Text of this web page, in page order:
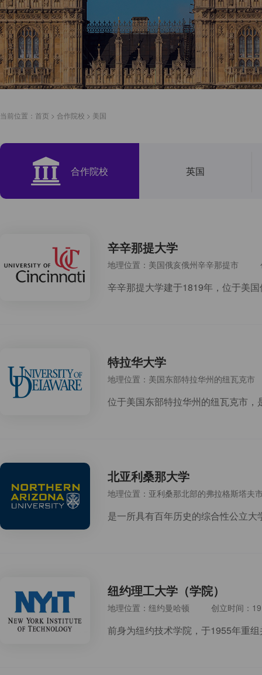
当前位置： 首页 > 合作院校 > 美国
合作院校 英国
辛辛那提大学
地理位置：美国俄亥俄州辛辛那提市
特拉华大学
地理位置：美国东部特拉华州的纽瓦克市
北亚利桑那大学
地理位置：亚利桑那北部的弗拉格斯塔夫
纽约理工大学（学院）
地理位置：纽约曼哈顿 创立时间：